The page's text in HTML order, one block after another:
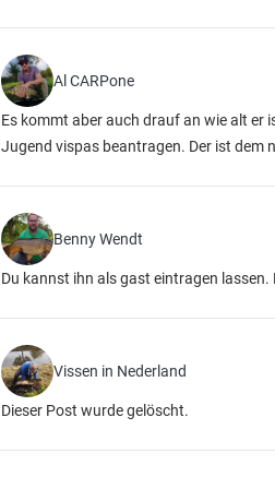
Al CARPone
Es kommt aber auch drauf an wie alt er
Jugend vispas beantragen. Der ist dem
Benny Wendt
Du kannst ihn als gast eintragen lassen.
Vissen in Nederland
Dieser Post wurde gelöscht.